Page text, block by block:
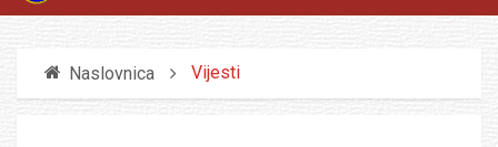
Naslovnica Vijesti